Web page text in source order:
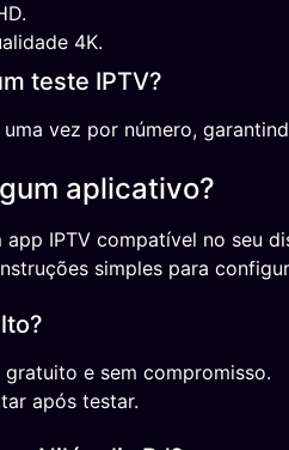
4K.
teste IPTV?
vez por número,
aplicativo?
app IPTV compatível no seu
simples para
e sem compromisso.
após testar.